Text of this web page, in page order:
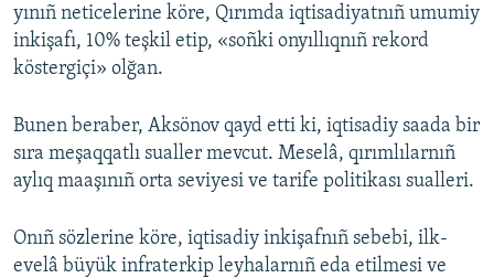
SÜRET
BLOGLAR
Русский
Українською
QOŞULIÑIZ!
yınıñ neticelerine köre, Qırımda iqtisadiyatnıñ umumiy
inkişafı, 10% teşkil etip, «soñki onyıllıqnıñ rekord
köstergiçi» olğan.
Bunen beraber, Aksönov qayd etti ki, iqtisadiy saada bir
sıra meşaqqatlı sualler mevcut. Meselâ, qırımlılarnıñ
aylıq maaşınıñ orta seviyesi ve tarife politikası sualleri.
Onıñ sözlerine köre, iqtisadiy inkişafnıñ sebebi, ilk-
evelâ büyük infraterkip leyhalarnıñ eda etilmesi ve